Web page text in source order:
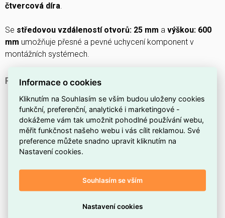
čtvercová díra.
Se středovou vzdáleností otvorů: 25 mm a výškou: 600
mm umožňuje přesné a pevné uchycení komponent v
montážních systémech.
PROČ SI VYBRAT MODULÁRNÍ LIŠTY PD-MS-LM06?
Díkyspeciálnímu profilu se lišty snadno přizpůsobí
specifickým konstrukčním požadavkům.
Vyrobené zocelinabízejí spolehlivou mechanickou
pevnost a odolnost vůči opotřebení.
Sčtvercovou dírou
středovou vzdáleností otvorů 25 mm
pravidelný rozestup pro jednoduchou a předvídatelnou
Informace o cookies
Kliknutím na Souhlasím se vším budou uloženy cookies
funkční, preferenční, analytické i marketingové -
dokážeme vám tak umožnit pohodlné používání webu,
měřit funkčnost našeho webu i vás cílit reklamou. Své
preference můžete snadno upravit kliknutím na
Nastavení cookies.
Souhlasím se vším
Nastavení cookies